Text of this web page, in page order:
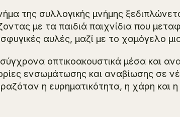
της συλλογικής μνήμης
με τα παιδιά παιχνίδια που
αυλές, μαζί με το χαμόγελο
οπτικοακουστικά μέσα και
ενσωμάτωσης και αναβίωσης σε
η ευρηματικότητα, η χάρη και